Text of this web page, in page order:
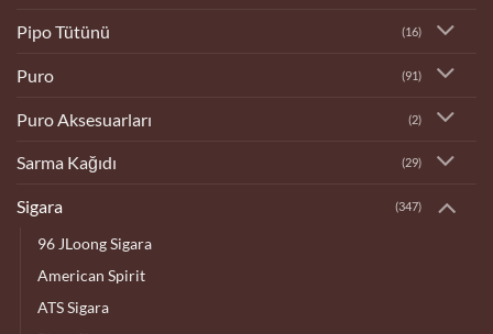
Pipo Tütünü (16)
Puro (91)
Puro Aksesuarları (2)
Sarma Kağıdı (29)
Sigara (347)
96 JLoong Sigara
American Spirit
ATS Sigara